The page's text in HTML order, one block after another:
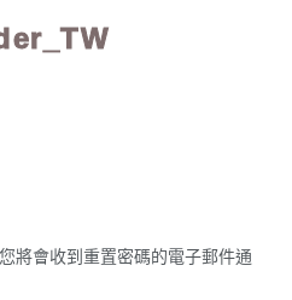
將會收到重置密碼的電子郵件通